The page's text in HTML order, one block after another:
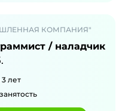
КОМПАНИЯ"
/ наладчик
3 лет